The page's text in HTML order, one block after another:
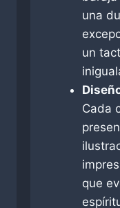
una
un
Cada
que